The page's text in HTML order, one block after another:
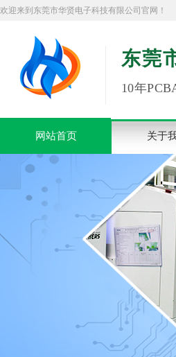
欢迎来到东莞市华贤电子科技有限公司官网！
东莞
10年
网站首页 关于